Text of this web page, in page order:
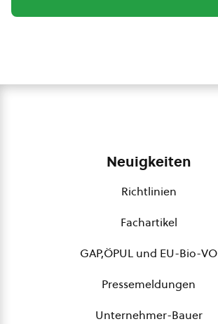
Neuigkeiten
Richtlinien
Fachartikel
GAP,ÖPUL und EU-Bio-VO
Pressemeldungen
Unternehmer-Bauer